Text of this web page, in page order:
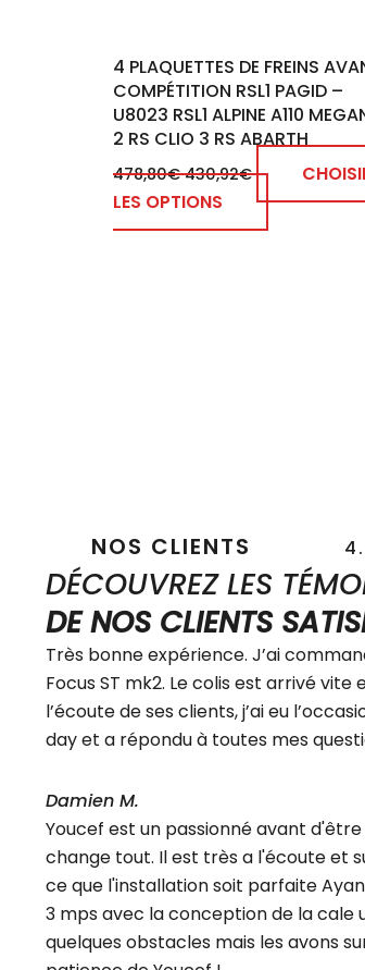
4 PLAQUETTES DE FREINS
COMPÉTITION RSL1 PAGID –
U8023 RSL1 ALPINE A110
2 RS CLIO 3 RS ABARTH
478,80€ 430,92€
LES OPTIONS
NOS CLIENTS
DÉCOUVREZ LES
DE NOS CLIENTS
Très bonne expérience. J’ai
Focus ST mk2. Le colis est arrivé
l’écoute de ses clients, j’ai eu
day et a répondu à toutes mes
Damien M.
Youcef est un passionné avant
change tout. Il est très a l'écoute et
ce que l'installation soit parfaite
3 mps avec la conception de la cale
quelques obstacles mais les avons